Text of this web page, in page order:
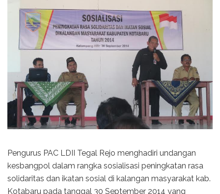
Pengurus PAC LDII Tegal Rejo menghadiri undangan
kesbangpol dalam rangka sosialisasi peningkatan rasa
solidaritas dan ikatan sosial di kalangan masyarakat kab.
Kotabaru pada tanggal 30 September 2014 yang